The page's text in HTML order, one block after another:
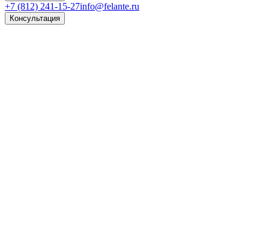
+7 (812) 241-15-27info@felante.ru
Консультация